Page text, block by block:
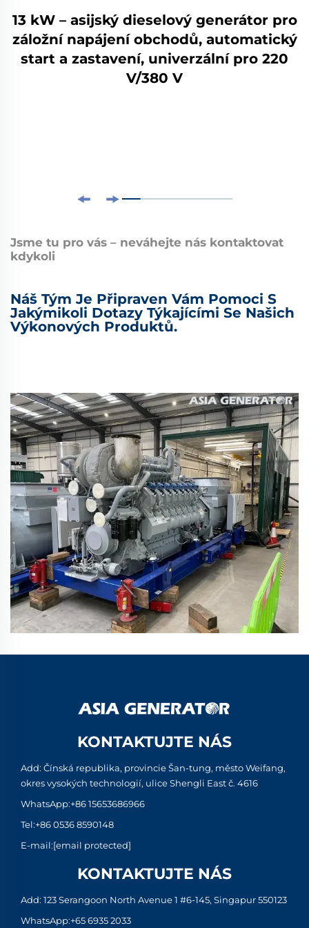
13 kW – asijský dieselový generátor pro
záložní napájení obchodů, automatický
start a zastavení, univerzální pro 220
V/380 V
Jsme tu pro vás – neváhejte nás kontaktovat
kdykoli
Náš Tým Je Připraven Vám Pomoci S
Jakýmikoli Dotazy Týkajícími Se Našich
Výkonových Produktů.
KONTAKTUJTE NÁS
Add: Čínská republika, provincie Šan-tung, město Weifang,
okres vysokých technologií, ulice Shengli East č. 4616
WhatsApp:+86 15653686966
Tel:+86 0536 8590148
E-mail:[email protected]
KONTAKTUJTE NÁS
Add: 123 Serangoon North Avenue 1 #6-145, Singapur 550123
WhatsApp:+65 6935 2033